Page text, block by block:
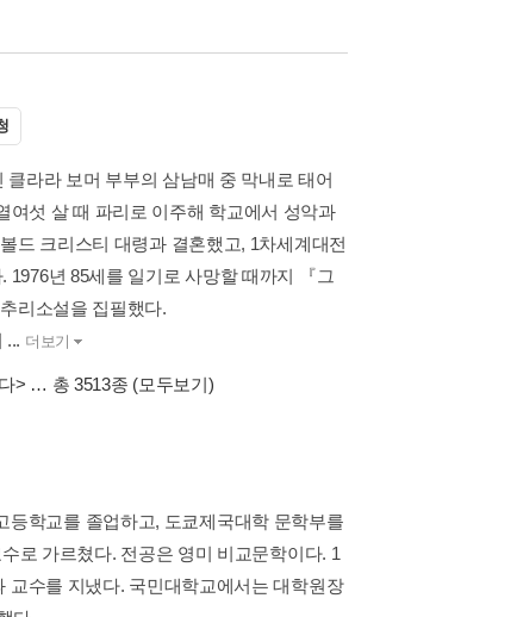
라라 보머 부부의 삼남매 중 막내로 태어
여섯 살 때 파리로 이주해 학교에서 성악과
드 크리스티 대령과 결혼했고, 1차세계대전
년 85세를 일기로 사망할 때까지 『그
리소설을 집필했다.
... 더보기
> … 총 3513종 (모두보기)
등학교를 졸업하고, 도쿄제국대학 문학부를
로 가르쳤다. 전공은 영미 비교문학이다. 1
교수를 지냈다. 국민대학교에서는 대학원장